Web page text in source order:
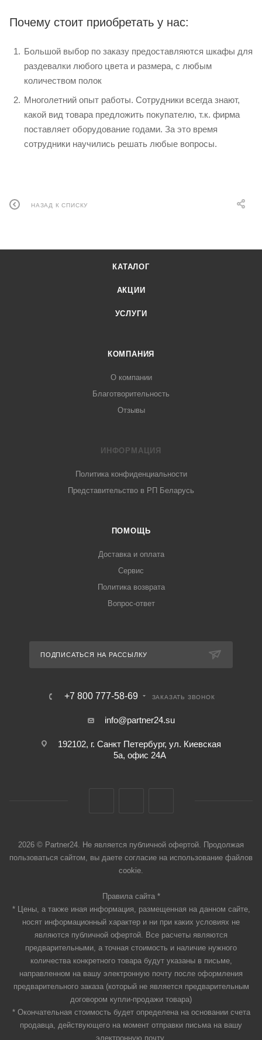
Почему стоит приобретать у нас:
Большой выбор по заказу предоставляются шкафы для
раздевалки любого цвета и размера, с любым
количеством полок
Многолетний опыт работы. Сотрудники всегда знают,
какой вид товара предложить покупателю, т.к. фирма
поставляет оборудование годами. За это время
сотрудники научились решать любые вопросы.
НАЗАД К СПИСКУ
КАТАЛОГ
АКЦИИ
УСЛУГИ
КОМПАНИЯ
О компании
Благотворительность
Отзывы
ИНФОРМАЦИЯ
Политика конфиденциальности
Представительство в РП Беларусь
ПОМОЩЬ
Доставка и оплата
Сервис
Политика возврата
Вопрос-ответ
ПОДПИСАТЬСЯ НА РАССЫЛКУ
+7 800 777-58-69 ЗАКАЗАТЬ ЗВОНОК
info@partner24.su
192102, г. Санкт Петербург, ул. Киевская
5а, офис 24А
2026 © Partner24. Не является публичной офертой. Продолжая
пользоваться сайтом, вы даете согласие на использование файлов
cookie.
Правила сайта *
* Цены, а также иная информация, размещенная на данном сайте,
носят информационный характер и ни при каких условиях не
являются публичной офертой. Все расчеты являются
предварительными, а точная стоимость и наличие нужного
количества конкретного товара будут указаны в письме,
направленном на вашу электронную почту после оформления
предварительного заказа (который не является предварительным
договором купли-продажи товара)
* Окончательная стоимость будет определена на основании счета
продавца, действующего на момент отправки письма на вашу
электронную почту.